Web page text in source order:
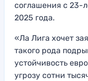
соглашения с 23-
2025 года.
«Ла Лига хочет
такого рода
устойчивость
угрозу сотни